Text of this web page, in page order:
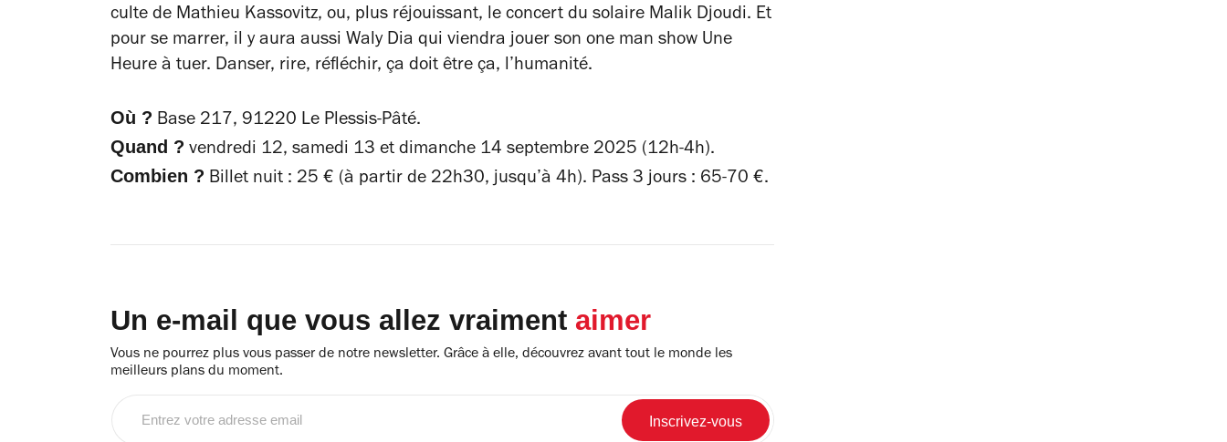
culte de Mathieu Kassovitz, ou, plus réjouissant, le concert du solaire Malik Djoudi. Et
pour se marrer, il y aura aussi Waly Dia qui viendra jouer son one man show Une
Heure à tuer. Danser, rire, réfléchir, ça doit être ça, l’humanité.
Où ? Base 217, 91220 Le Plessis-Pâté.
Quand ? vendredi 12, samedi 13 et dimanche 14 septembre 2025 (12h-4h).
Combien ? Billet nuit : 25 € (à partir de 22h30, jusqu’à 4h). Pass 3 jours : 65-70 €.
Un e-mail que vous allez vraiment aimer
Vous ne pourrez plus vous passer de notre newsletter. Grâce à elle, découvrez avant tout le monde les
meilleurs plans du moment.